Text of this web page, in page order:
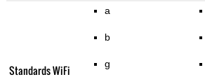
Standards WiFi
a
b
g